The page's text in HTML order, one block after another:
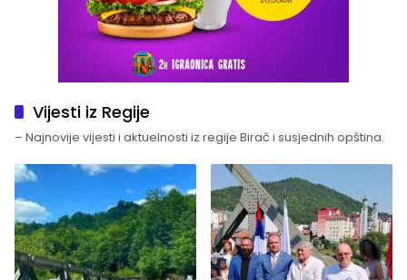
Vijesti iz Regije
– Najnovije vijesti i aktuelnosti iz regije Birač i susjednih opština.